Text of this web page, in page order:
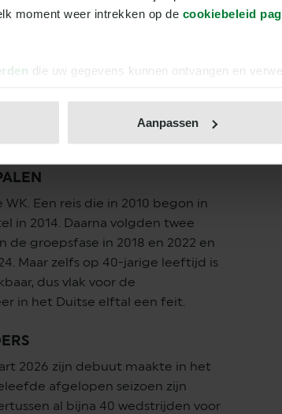
moment weer intrekken op de cookiebeleid
die uw gegevens kunnen ontvangen en
Aanpassen
lang geen nieuw gezicht meer is
23 jaar. Toch heeft de
wist hij nog niet te pakken,
Om dat doel te bereiken
creativiteit op de
Een reis die in 2010 begon in
in 2014. Daarna volgden twee
groepsfase in 2018 en 2022 en
Maar zelfs op 40-jarige leeftijd is
dus vlak voor de
in het Duitse elftal een feit.
2026 zijn debuut maakte in het
afgelopen seizoen zijn
al bijna 40 wedstrijden voor